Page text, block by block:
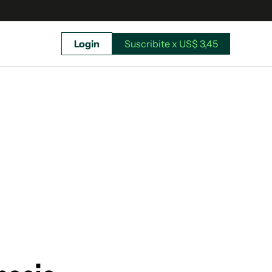
Login Suscribite x US$ 3,45